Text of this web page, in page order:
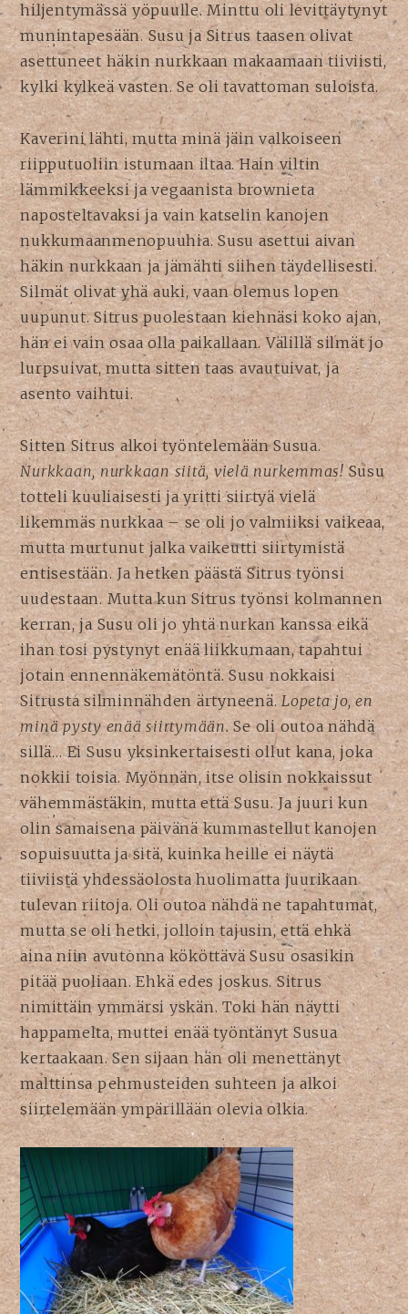
hiljentymässä yöpuulle. Minttu oli levittäytynyt
munintapesään. Susu ja Sitrus taasen olivat
asettuneet häkin nurkkaan makaamaan tiiviisti,
kylki kylkeä vasten. Se oli tavattoman suloista.
Kaverini lähti, mutta minä jäin valkoiseen
riipputuoliin istumaan iltaa. Hain viltin
lämmikkeeksi ja vegaanista brownieta
naposteltavaksi ja vain katselin kanojen
nukkumaanmenopuuhia. Susu asettui aivan
häkin nurkkaan ja jämähti siihen täydellisesti.
Silmät olivat yhä auki, vaan olemus lopen
uupunut. Sitrus puolestaan kiehnäsi koko ajan,
hän ei vain osaa olla paikallaan. Välillä silmät jo
lurpsuivat, mutta sitten taas avautuivat, ja
asento vaihtui.
Sitten Sitrus alkoi työntelemään Susua.
Nurkkaan, nurkkaan siitä, vielä nurkemmas!Susu
totteli kuuliaisesti ja yritti siirtyä vielä
likemmäs nurkkaa – se oli jo valmiiksi vaikeaa,
mutta murtunut jalka vaikeutti siirtymistä
entisestään. Ja hetken päästä Sitrus työnsi
uudestaan. Mutta kun Sitrus työnsi kolmannen
kerran, ja Susu oli jo yhtä nurkan kanssa eikä
ihan tosi pystynyt enää liikkumaan, tapahtui
jotain ennennäkemätöntä. Susu nokkaisi
Sitrusta silminnähden ärtyneenä. Lopeta jo, en
minä pysty enää siirtymään.Se oli outoa nähdä
sillä… Ei Susu yksinkertaisesti ollut kana, joka
nokkii toisia. Myönnän, itse olisin nokkaissut
vähemmästäkin, mutta että Susu. Ja juuri kun
olin samaisena päivänä kummastellut kanojen
sopuisuutta ja sitä, kuinka heille ei näytä
tiiviistä yhdessäolosta huolimatta juurikaan
tulevan riitoja. Oli outoa nähdä ne tapahtumat,
mutta se oli hetki, jolloin tajusin, että ehkä
aina niin avutonna kököttävä Susu osasikin
pitää puoliaan. Ehkä edes joskus. Sitrus
nimittäin ymmärsi yskän. Toki hän näytti
happamelta, muttei enää työntänyt Susua
kertaakaan. Sen sijaan hän oli menettänyt
malttinsa pehmusteiden suhteen ja alkoi
siirtelemään ympärillään olevia olkia.